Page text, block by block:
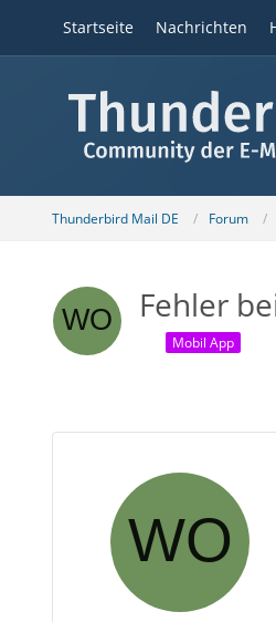
Startseite Nachrichten
Thunderbird Mail DE Forum
Fehler
Mobil App